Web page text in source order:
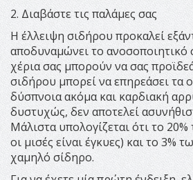
2. Διαβάστε τις παλάμες σας
Η έλλειψη σιδήρου προκαλεί
αποδυναμώνει το ανοσοποιητικό
χέρια σας μπορούν να σας
σιδήρου μπορεί να επηρεάσει τα
δύσπνοια ακόμα και καρδιακή
δυστυχώς, δεν αποτελεί
Μάλιστα υπολογίζεται ότι το
οι μισές είναι έγκυες) και το 3%
χαμηλό σίδηρο.